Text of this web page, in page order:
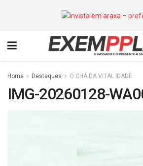
Home Destaques O CHÁ DA VITAL IDADE
IMG-20260128-